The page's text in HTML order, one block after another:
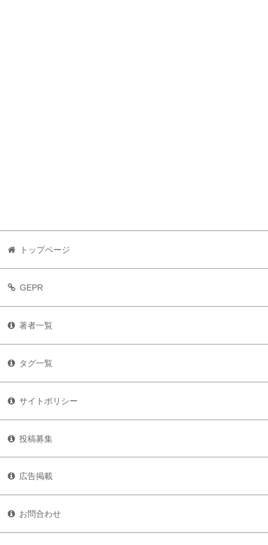
トップページ
GEPR
著者一覧
タグ一覧
サイトポリシー
投稿募集
広告掲載
お問合わせ